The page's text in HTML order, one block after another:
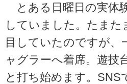
とある日曜日の実体
していました。たま
目していたのですが、
ャグラーへ着席。遊技
と打ち始めます。SNS